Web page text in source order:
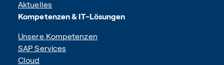
Aktuelles
Kompetenzen & IT-Lösungen
Unsere Kompetenzen
SAP Services
Cloud